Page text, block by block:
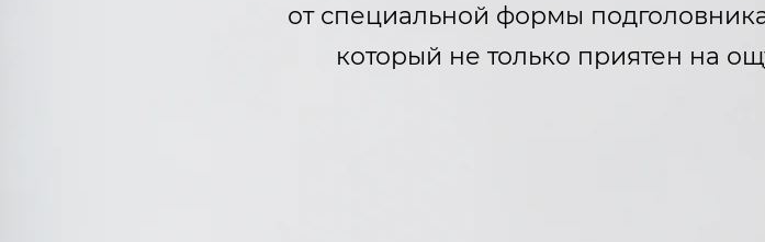
от специальной формы
который не только приятен на